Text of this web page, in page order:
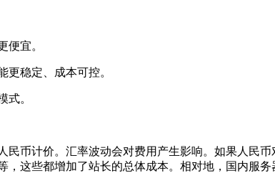
宜。
稳定、成本可控。
。
计价。汇率波动会对费用产生影响。如果人民
这些都增加了站长的总体成本。相对地，国内服